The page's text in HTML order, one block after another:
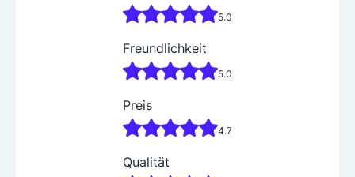
5.0
Freundlichkeit
5.0
Preis
4.7
Qualität